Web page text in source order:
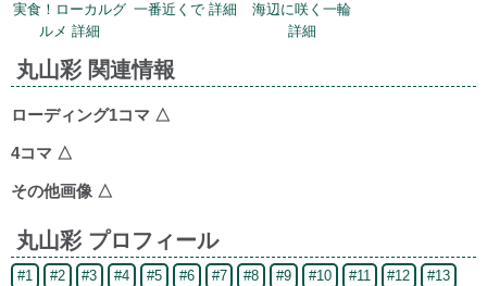
実食！ローカルグ
ルメ 詳細
一番近くで 詳細
海辺に咲く一輪
詳細
丸山彩 関連情報
ローディング1コマ △
4コマ △
その他画像 △
丸山彩 プロフィール
#1 #2 #3 #4 #5 #6 #7 #8 #9 #10 #11 #12
#13